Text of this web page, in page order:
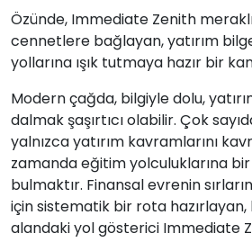
Özünde, Immediate Zenith
cennetlere bağlayan, yatırım
yollarına ışık tutmaya hazır bir
Modern çağda, bilgiyle dolu,
dalmak şaşırtıcı olabilir. Çok
yalnızca yatırım kavramlarını
zamanda eğitim yolculuklarına bir
bulmaktır. Finansal evrenin
için sistematik bir rota hazırlayan,
alandaki yol gösterici Immediate